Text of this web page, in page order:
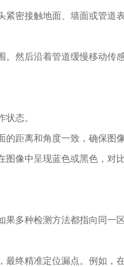
密接触地面、墙面或管道
然后沿着管道缓慢移动传
态。​
距离和角度一致，确保图
像中呈现蓝色或黑色，对
多种检测方法都指向同一
终精准定位漏点。例如，